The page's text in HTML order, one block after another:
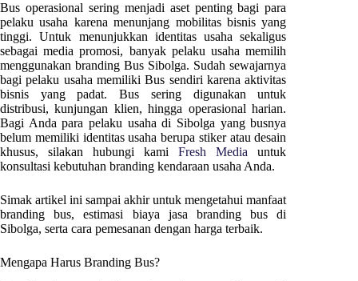
Bus operasional sering menjadi aset penting bagi para
pelaku usaha karena menunjang mobilitas bisnis yang
tinggi. Untuk menunjukkan identitas usaha sekaligus
sebagai media promosi, banyak pelaku usaha memilih
menggunakan branding Bus Sibolga. Sudah sewajarnya
bagi pelaku usaha memiliki Bus sendiri karena aktivitas
bisnis yang padat. Bus sering digunakan untuk
distribusi, kunjungan klien, hingga operasional harian.
Bagi Anda para pelaku usaha di Sibolga yang busnya
belum memiliki identitas usaha berupa stiker atau desain
khusus, silakan hubungi kamiFresh Media untuk
konsultasi kebutuhan branding kendaraan usaha Anda.
Simak artikel ini sampai akhir untuk mengetahui manfaat
branding bus, estimasi biaya jasa branding bus di
Sibolga, serta cara pemesanan dengan harga terbaik.
Mengapa Harus Branding Bus?